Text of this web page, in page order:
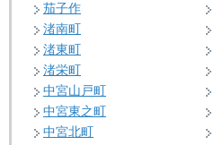
茄子作
渚南町
渚東町
渚栄町
中宮山戸町
中宮東之町
中宮北町